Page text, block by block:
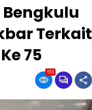
Terkait
75
518